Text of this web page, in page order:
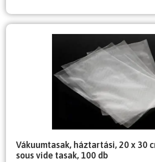
Vákuumtasak, háztartási, 20 x 30
sous vide tasak, 100 db